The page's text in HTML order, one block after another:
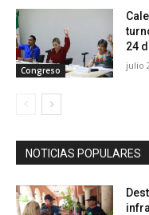
Congreso
24
julio
NOTICIAS POPULARES